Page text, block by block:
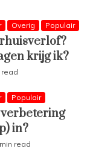
Overig Populair
krijg ik?
read
Populair
in?
read